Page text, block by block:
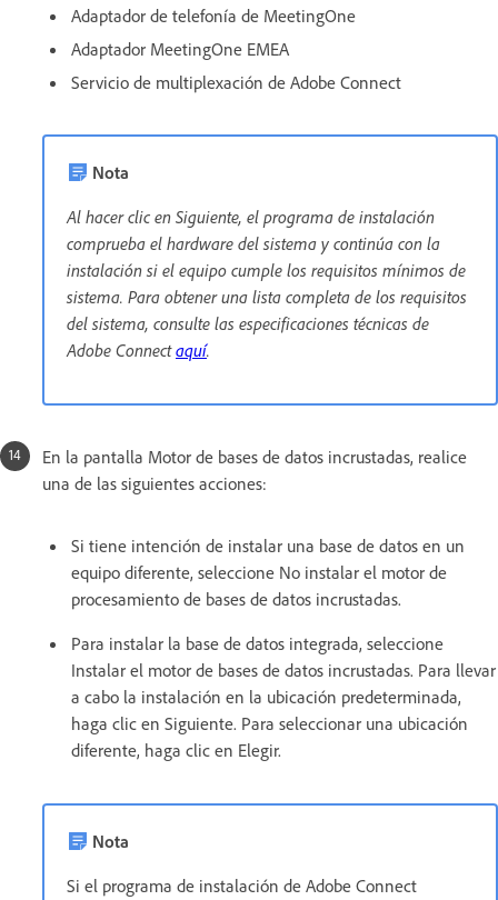
Adaptador de telefonía de MeetingOne
Adaptador MeetingOne EMEA
Servicio de multiplexación de Adobe Connect
Nota
Al hacer clic en Siguiente, el programa de instalación
comprueba el hardware del sistema y continúa con la
instalación si el equipo cumple los requisitos mínimos de
sistema. Para obtener una lista completa de los requisitos
del sistema, consulte las especificaciones técnicas de
Adobe Connectaquí.
En la pantalla Motor de bases de datos incrustadas, realice
una de las siguientes acciones:
Si tiene intención de instalar una base de datos en un
equipo diferente, seleccione No instalar el motor de
procesamiento de bases de datos incrustadas.
Para instalar la base de datos integrada, seleccione
Instalar el motor de bases de datos incrustadas. Para llevar
a cabo la instalación en la ubicación predeterminada,
haga clic en Siguiente. Para seleccionar una ubicación
diferente, haga clic en Elegir.
Nota
Si el programa de instalación de Adobe Connect